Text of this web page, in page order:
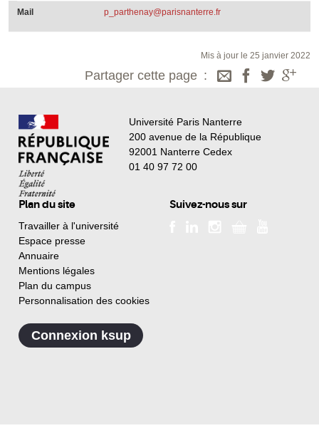
Mail p_parthenay@parisnanterre.fr
Mis à jour le 25 janvier 2022
Partager cette page
Université Paris Nanterre
200 avenue de la République
92001 Nanterre Cedex
01 40 97 72 00
Plan du site
Travailler à l'université
Espace presse
Annuaire
Mentions légales
Plan du campus
Personnalisation des cookies
Suivez-nous sur
Connexion ksup